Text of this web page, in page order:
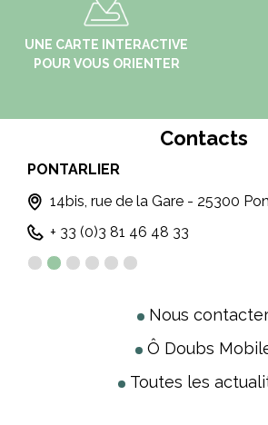
UNE CARTE INTERACTIVE
POUR VOUS ORIENTER
Contacts
MÉTABIEF
6, Place Xavier Authier - 25370
+ 33 (0)3 81 49 13 81
Nous
Ô Doubs
Toutes les